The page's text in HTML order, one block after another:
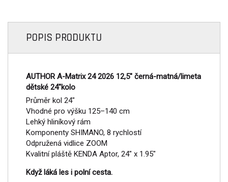
POPIS PRODUKTU
AUTHOR A-Matrix 24 2026 12,5" černá-matná/limeta
dětské 24"kolo
Průměr kol 24"
Vhodné pro výšku 125–140 cm
Lehký hliníkový rám
Komponenty SHIMANO, 8 rychlostí
Odpružená vidlice ZOOM
Kvalitní pláště KENDA Aptor, 24" x 1.95"
Když láká les i polní cesta.